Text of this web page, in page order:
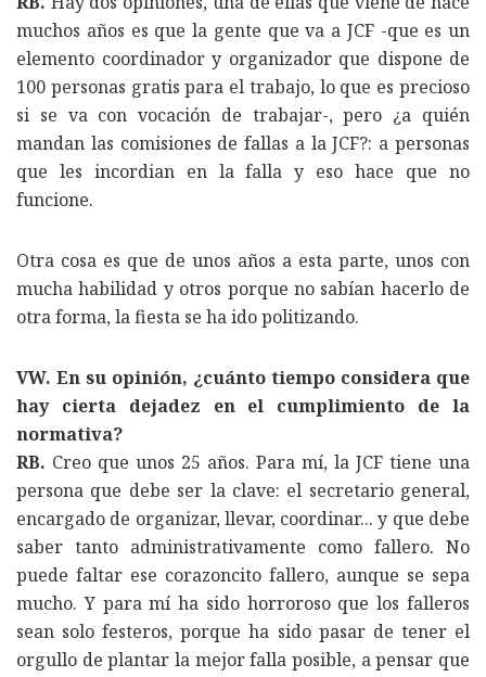
muchos años es que la gente que va a JCF -que es un
elemento coordinador y organizador que dispone de
100 personas gratis para el trabajo, lo que es precioso
si se va con vocación de trabajar-, pero ¿a quién
mandan las comisiones de fallas a la JCF?: a personas
que les incordian en la falla y eso hace que no
funcione.
Otra cosa es que de unos años a esta parte, unos con
mucha habilidad y otros porque no sabían hacerlo de
otra forma, la fiesta se ha ido politizando.
VW. En su opinión, ¿cuánto tiempo considera que
hay cierta dejadez en el cumplimiento de la
normativa?
RB. Creo que unos 25 años. Para mí, la JCF tiene una
persona que debe ser la clave: el secretario general,
encargado de organizar, llevar, coordinar... y que debe
saber tanto administrativamente como fallero. No
puede faltar ese corazoncito fallero, aunque se sepa
mucho. Y para mí ha sido horroroso que los falleros
sean solo festeros, porque ha sido pasar de tener el
orgullo de plantar la mejor falla posible, a pensar que